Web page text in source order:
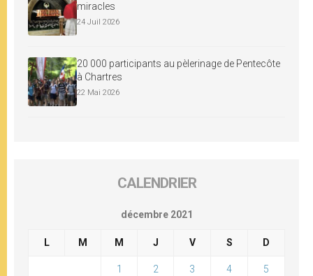
miracles
24 Juil 2026
20 000 participants au pèlerinage de Pentecôte
à Chartres
22 Mai 2026
CALENDRIER
décembre 2021
L M M J V S D
1 2 3 4 5